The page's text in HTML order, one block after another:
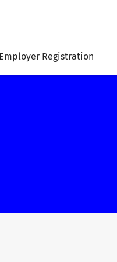
Employer Registration